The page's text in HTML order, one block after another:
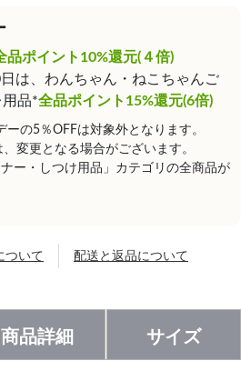
品ポイント10%還元(４倍)
は、わんちゃん・ねこちゃんご
品*全品ポイント15%還元(6倍)
の5％OFFは対象外となります。
変更となる場合がございます。
ー・しつけ用品」カテゴリの全商品が
ついて 配送と返品について
商品詳細 サイズ